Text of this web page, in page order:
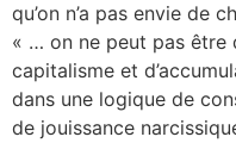
qu’on n’a pas envie de
« … on ne peut pas être
capitalisme et
dans une logique de
de jouissance